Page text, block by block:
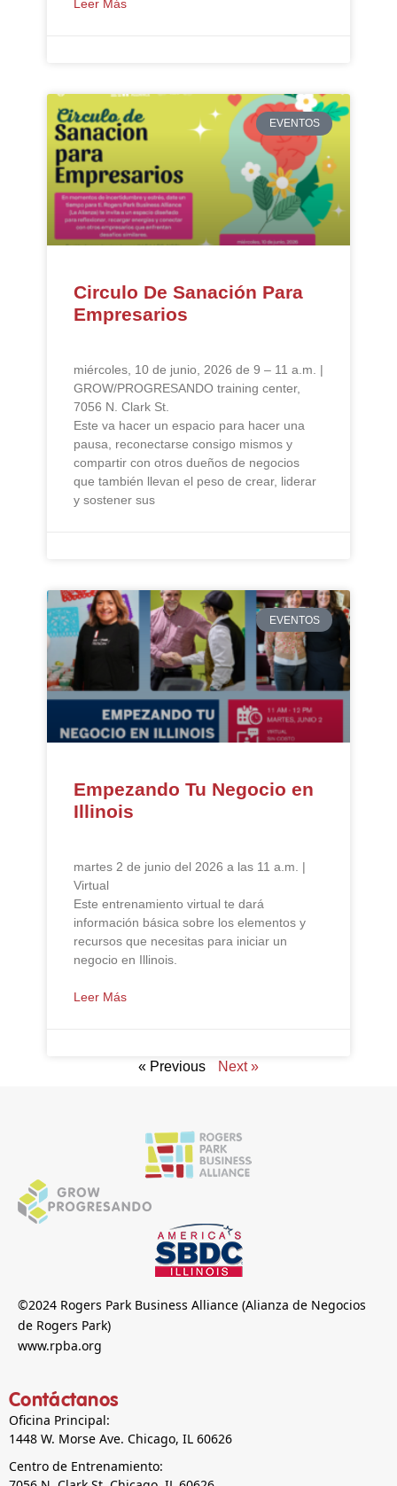
Leer Más
EVENTOS
Circulo De Sanación Para
Empresarios
miércoles, 10 de junio, 2026 de 9 – 11 a.m. |
GROW/PROGRESANDO training center,
7056 N. Clark St.
Este va hacer un espacio para hacer una
pausa, reconectarse consigo mismos y
compartir con otros dueños de negocios
que también llevan el peso de crear, liderar
y sostener sus
EVENTOS
Empezando Tu Negocio en
Illinois
martes 2 de junio del 2026 a las 11 a.m. |
Virtual
Este entrenamiento virtual te dará
información básica sobre los elementos y
recursos que necesitas para iniciar un
negocio en Illinois.
Leer Más
« Previous Next »
©2024 Rogers Park Business Alliance (Alianza de Negocios
de Rogers Park)
www.rpba.org
Contáctanos
Oficina Principal:
1448 W. Morse Ave. Chicago, IL 60626
Centro de Entrenamiento: